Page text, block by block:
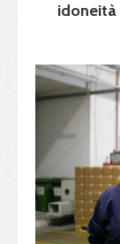
idoneità